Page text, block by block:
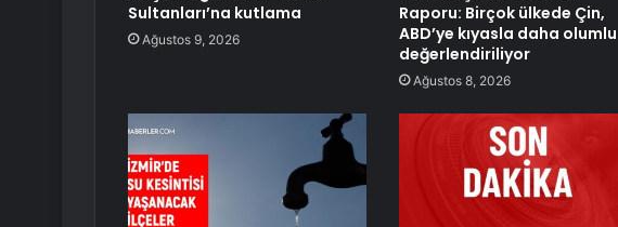
Sultanları’na kutlama
Ağustos 9, 2026
Raporu: Birçok ülkede Çin,
ABD’ye kıyasla daha olumlu
değerlendiriliyor
Ağustos 8, 2026